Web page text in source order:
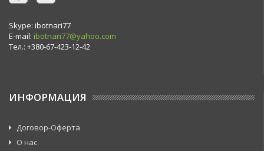
Skype: ibotnari77
E-mail: ibotnari77@yahoo.com
Тел.: +380-67-423-12-42
ИНФОРМАЦИЯ
Договор-Оферта
О нас